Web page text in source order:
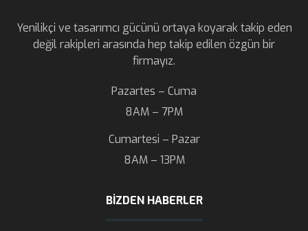
Yenilikçi ve tasarımcı gücünü ortaya koyarak takip eden
değil rakipleri arasında hep takip edilen özgün bir
firmayız.
Pazartes – Cuma
8AM – 7PM
Cumartesi – Pazar
8AM – 13PM
BIZDEN HABERLER